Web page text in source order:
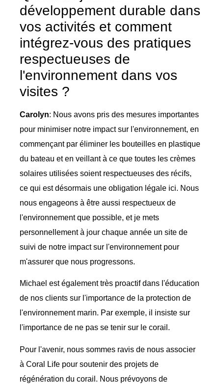
développement durable dans
vos activités et comment
intégrez-vous des pratiques
respectueuses de
l'environnement dans vos
visites ?
Carolyn: Nous avons pris des mesures importantes
pour minimiser notre impact sur l'environnement, en
commençant par éliminer les bouteilles en plastique
du bateau et en veillant à ce que toutes les crèmes
solaires utilisées soient respectueuses des récifs,
ce qui est désormais une obligation légale ici. Nous
nous engageons à être aussi respectueux de
l'environnement que possible, et je mets
personnellement à jour chaque année un site de
suivi de notre impact sur l'environnement pour
m'assurer que nous progressons.
Michael est également très proactif dans l'éducation
de nos clients sur l'importance de la protection de
l'environnement marin. Par exemple, il insiste sur
l'importance de ne pas se tenir sur le corail.
Pour l'avenir, nous sommes ravis de nous associer
à Coral Life pour soutenir des projets de
régénération du corail. Nous prévoyons de